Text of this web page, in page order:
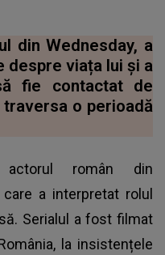
din Wednesday, a
despre viața lui și a
fie contactat de
o perioadă
român din
care a interpretat rolul
Serialul a fost filmat
la insistențele